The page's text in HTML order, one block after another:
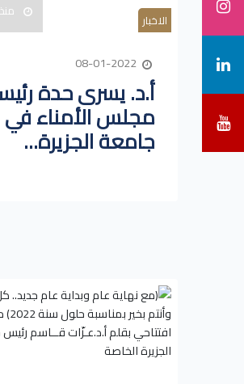
الاخبار منذ 4 سنوات
أ.د. يسرى حدة
مجلس الأمناء في
جامعة الجزيرة...